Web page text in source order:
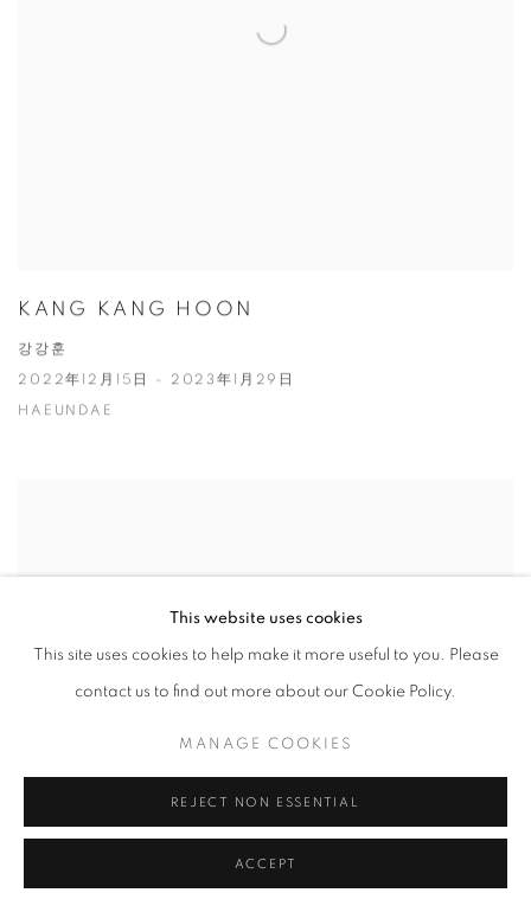
KANG KANG HOON
강강훈
2022年12月15日 - 2023年1月29日
HAEUNDAE
This website uses cookies
This site uses cookies to help make it more useful to you. Please
contact us to find out more about our Cookie Policy.
MANAGE COOKIES
REJECT NON ESSENTIAL
ACCEPT